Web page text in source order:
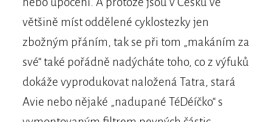
většině míst oddělené cyklostezky jen
zbožným přáním, tak se při tom „makáním za
své“ také pořádně nadýcháte toho, co z výfuků
dokáže vyprodukovat naložená Tatra, stará
Avie nebo nějaké „nadupané TéDéíčko“ s